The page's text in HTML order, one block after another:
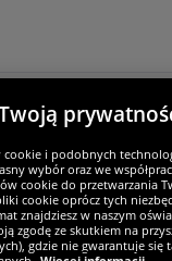
cookie i podobnych
wybór oraz we
cookie do przetwarzania
cookie oprócz tych
znajdziesz w naszym
zgodę ze skutkiem na
gdzie nie gwarantuje